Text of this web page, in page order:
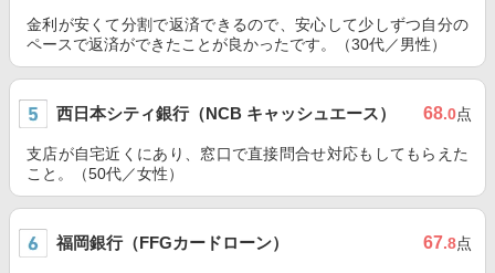
金利が安くて分割で返済できるので、安心して少しずつ自分の
ペースで返済ができたことが良かったです。（30代／男性）
西日本シティ銀行（NCB キャッシュエース） 68.0点
支店が自宅近くにあり、窓口で直接問合せ対応もしてもらえた
こと。（50代／女性）
福岡銀行（FFGカードローン） 67.8点